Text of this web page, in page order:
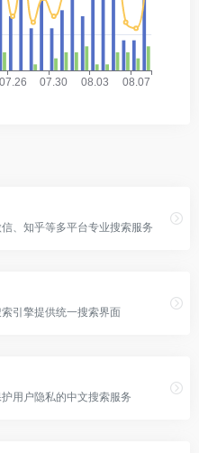
、知乎等多平台专业搜索服务
引擎提供统一搜索界面
用户隐私的中文搜索服务